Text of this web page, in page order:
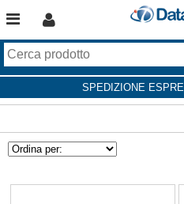
SPEDIZIONE